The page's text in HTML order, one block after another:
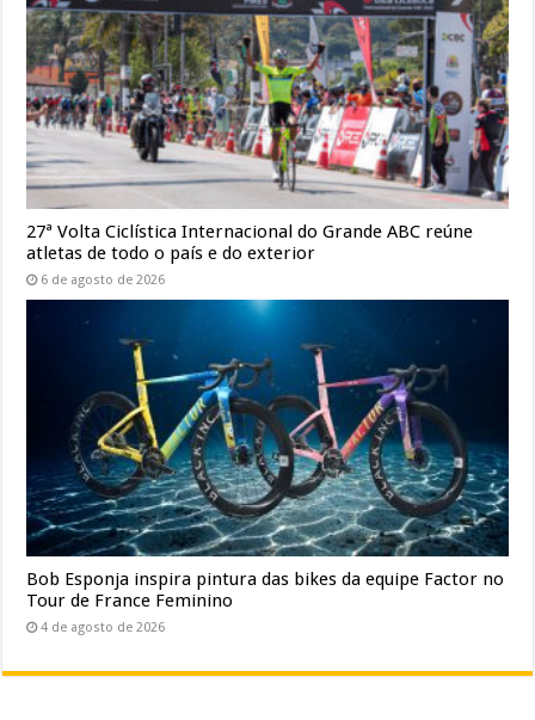
27ª Volta Ciclística Internacional do Grande ABC reúne
atletas de todo o país e do exterior
6 de agosto de 2026
Bob Esponja inspira pintura das bikes da equipe Factor no
Tour de France Feminino
4 de agosto de 2026